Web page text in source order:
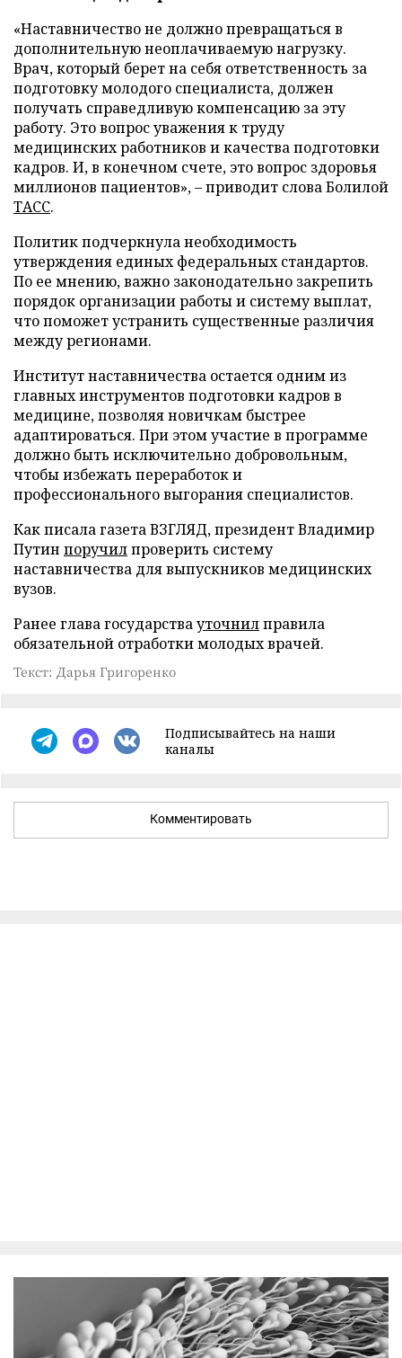
«Наставничество не должно превращаться в
дополнительную неоплачиваемую нагрузку.
Врач, который берет на себя ответственность за
подготовку молодого специалиста, должен
получать справедливую компенсацию за эту
работу. Это вопрос уважения к труду
медицинских работников и качества подготовки
кадров. И, в конечном счете, это вопрос здоровья
миллионов пациентов», – приводит слова Болилой
ТАСС.
Политик подчеркнула необходимость
утверждения единых федеральных стандартов.
По ее мнению, важно законодательно закрепить
порядок организации работы и систему выплат,
что поможет устранить существенные различия
между регионами.
Институт наставничества остается одним из
главных инструментов подготовки кадров в
медицине, позволяя новичкам быстрее
адаптироваться. При этом участие в программе
должно быть исключительно добровольным,
чтобы избежать переработок и
профессионального выгорания специалистов.
Как писала газета ВЗГЛЯД, президент Владимир
Путин поручилпроверить систему
наставничества для выпускников медицинских
вузов.
Ранее глава государствауточнилправила
обязательной отработки молодых врачей.
Текст: Дарья Григоренко
Подписывайтесь на наши
каналы
Комментировать